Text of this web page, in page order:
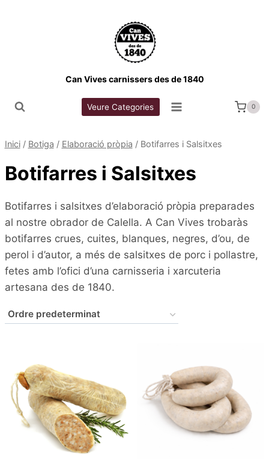
Can Vives carnissers des de 1840
Veure Categories 0
Inici / Botiga / Elaboració pròpia / Botifarres i Salsitxes
Botifarres i Salsitxes
Botifarres i salsitxes d’elaboració pròpia preparades
al nostre obrador de Calella. A Can Vives trobaràs
botifarres crues, cuites, blanques, negres, d’ou, de
perol i d’autor, a més de salsitxes de porc i pollastre,
fetes amb l’ofici d’una carnisseria i xarcuteria
artesana des de 1840.